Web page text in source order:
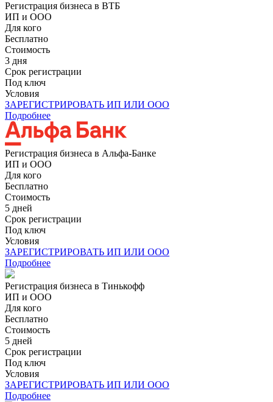
Регистрация бизнеса в ВТБ
ИП и ООО
Для кого
Бесплатно
Стоимость
3 дня
Срок регистрации
Под ключ
Условия
ЗАРЕГИСТРИРОВАТЬ ИП ИЛИ ООО
Подробнее
Регистрация бизнеса в Альфа-Банке
ИП и ООО
Для кого
Бесплатно
Стоимость
5 дней
Срок регистрации
Под ключ
Условия
ЗАРЕГИСТРИРОВАТЬ ИП ИЛИ ООО
Подробнее
Регистрация бизнеса в Тинькофф
ИП и ООО
Для кого
Бесплатно
Стоимость
5 дней
Срок регистрации
Под ключ
Условия
ЗАРЕГИСТРИРОВАТЬ ИП ИЛИ ООО
Подробнее